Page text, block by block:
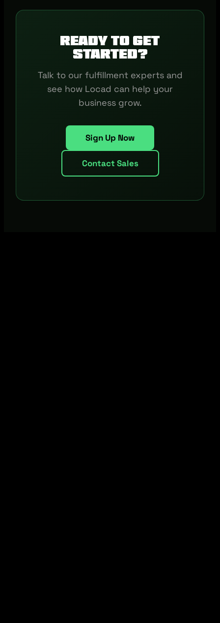
Ready to get
started?
Talk to our fulfillment experts and
see how Locad can help your
business grow.
Sign Up Now
Contact Sales